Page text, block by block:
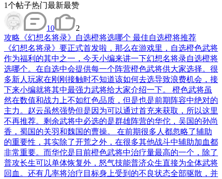
1个帖子热门最新最赞
10
2
攻略 《幻想名将录》自选橙将选哪个 最佳自选橙将推荐
《幻想名将录》要正式首发啦，那么在游戏里，自选橙色武将
作为福利的其中之一，今天小编来讲一下幻想名将录自选橙将
选哪个。在自选中会提供每一个阵营橙色武将供大家选择。很
多新人玩家在刚刚接触时不知道该如何去选导致浪费机会，接
下来小编就将其中最强力武将给大家介绍一下。 橙色武将虽
然在数值和战力上不如红色品质，但是也是前期阵容中绝对的
主力。赵云虽然强势但是因为可以通过首充来获取，所以这里
不再推荐。剩余武将中必选的是群雄阵营的华佗，吴国的孙尚
香，蜀国的关羽和魏国的曹操。 在前期很多人都忽略了辅助
的重要性，其实除了开荒之外，在很多其他战斗中辅助加血都
非常重要。而华佗是目前橙色武将中治疗量最高的一个，除了
普攻长生可以单体恢复外，怒气技能普济众生直接为全体武将
回血。还有几率将治疗目标身上受到的不良状态全部驱散，并